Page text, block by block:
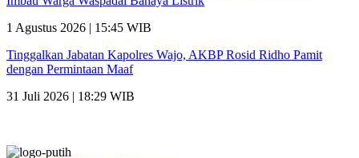
1 Agustus 2026 | 15:45 WIB
Tinggalkan Jabatan Kapolres Wajo, AKBP Rosid Ridho Pamit
dengan Permintaan Maaf
31 Juli 2026 | 18:29 WIB